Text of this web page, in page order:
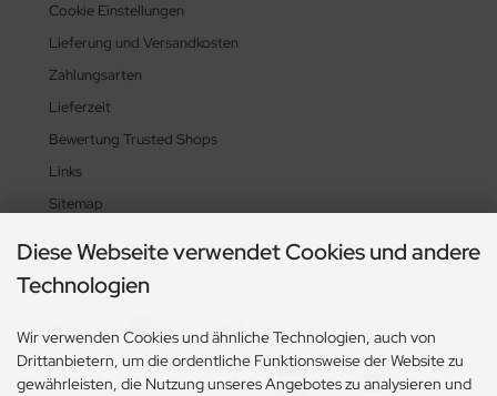
Cookie Einstellungen
Lieferung und Versandkosten
Zahlungsarten
Lieferzeit
Bewertung Trusted Shops
Links
Sitemap
Zahlungsmethoden
Diese Webseite verwendet Cookies und andere
Technologien
Wir verwenden Cookies und ähnliche Technologien, auch von
Drittanbietern, um die ordentliche Funktionsweise der Website zu
gewährleisten, die Nutzung unseres Angebotes zu analysieren und